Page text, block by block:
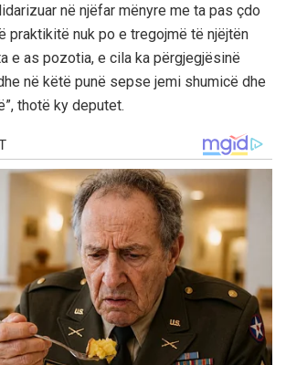
në njëfar mënyre me ta pas çdo
praktikitë nuk po e tregojmë të njëjtën
e as pozotia, e cila ka përgjegjësinë
në këtë punë sepse jemi shumicë dhe
thotë ky deputet.